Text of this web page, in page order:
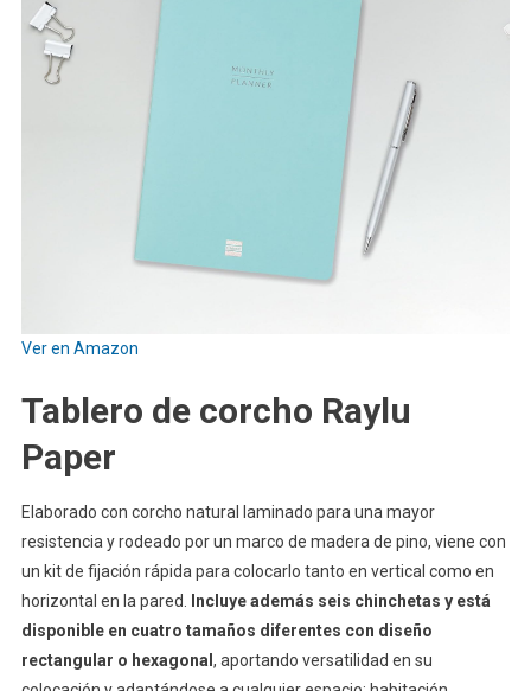
Ver en Amazon
Tablero de corcho Raylu
Paper
Elaborado con corcho natural laminado para una mayor
resistencia y rodeado por un marco de madera de pino, viene con
un kit de fijación rápida para colocarlo tanto en vertical como en
horizontal en la pared.
Incluye además seis chinchetas y está
disponible en cuatro tamaños diferentes con diseño
rectangular o hexagonal , aportando versatilidad en su